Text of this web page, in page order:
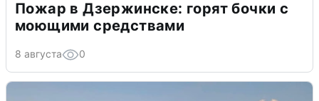
Пожар в Дзержинске: горят бочки с
моющими средствами
8 августа 0